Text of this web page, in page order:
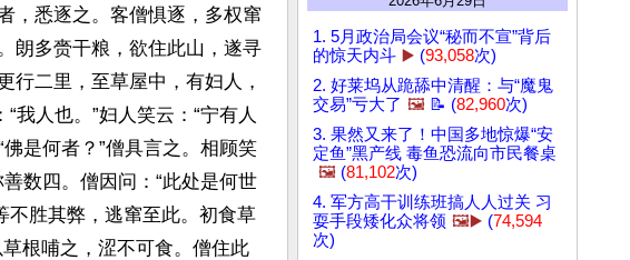
，悉逐之。客僧惧逐，多权窜
朗多赍干粮，欲住此山，遂寻
行二里，至草屋中，有妇人，
我人也。”妇人笑云：“宁有人
是何者？”僧具言之。相顾笑
数四。僧因问：“此处是何世
不胜其弊，逃窜至此。初食草
根哺之，涩不可食。僧住此
1. 5月政治局会议“秘而不宣”背后
的惊天内斗 ▶️ (93,058次)
2. 好莱坞从跪舔中清醒：与“魔鬼
交易”亏大了 🖼️ 📝 (82,960次)
3. 果然又来了！中国多地惊爆“安
定鱼”黑产线 毒鱼恐流向市民餐桌
🖼️ (81,102次)
4. 军方高干训练班搞人人过关 习
耍手段矮化众将领 🖼️▶️ (74,594
次)